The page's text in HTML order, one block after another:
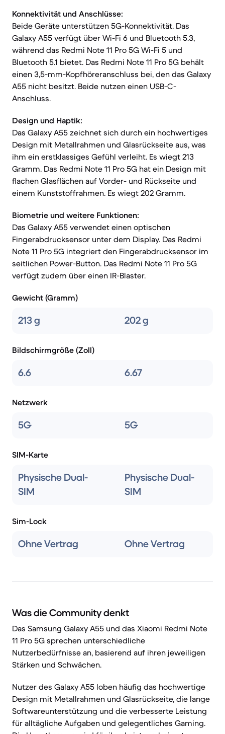
Konnektivität und Anschlüsse:
Beide Geräte unterstützen 5G-Konnektivität. Das
Galaxy A55 verfügt über Wi-Fi 6 und Bluetooth 5.3,
während das Redmi Note 11 Pro 5G Wi-Fi 5 und
Bluetooth 5.1 bietet. Das Redmi Note 11 Pro 5G behält
einen 3,5-mm-Kopfhöreranschluss bei, den das Galaxy
A55 nicht besitzt. Beide nutzen einen USB-C-
Anschluss.
Design und Haptik:
Das Galaxy A55 zeichnet sich durch ein hochwertiges
Design mit Metallrahmen und Glasrückseite aus, was
ihm ein erstklassiges Gefühl verleiht. Es wiegt 213
Gramm. Das Redmi Note 11 Pro 5G hat ein Design mit
flachen Glasflächen auf Vorder- und Rückseite und
einem Kunststoffrahmen. Es wiegt 202 Gramm.
Biometrie und weitere Funktionen:
Das Galaxy A55 verwendet einen optischen
Fingerabdrucksensor unter dem Display. Das Redmi
Note 11 Pro 5G integriert den Fingerabdrucksensor im
seitlichen Power-Button. Das Redmi Note 11 Pro 5G
verfügt zudem über einen IR-Blaster.
Gewicht (Gramm)
213 g 202 g
Bildschirmgröße (Zoll)
6.6 6.67
Netzwerk
5G 5G
SIM-Karte
Physische Dual-
SIM
Physische Dual-
SIM
Sim-Lock
Ohne Vertrag Ohne Vertrag
Was die Community denkt
Das Samsung Galaxy A55 und das Xiaomi Redmi Note
11 Pro 5G sprechen unterschiedliche
Nutzerbedürfnisse an, basierend auf ihren jeweiligen
Stärken und Schwächen.
Nutzer des Galaxy A55 loben häufig das hochwertige
Design mit Metallrahmen und Glasrückseite, die lange
Softwareunterstützung und die verbesserte Leistung
für alltägliche Aufgaben und gelegentliches Gaming.